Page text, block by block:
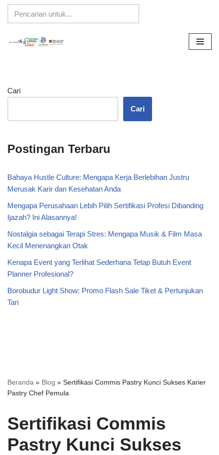
Lompat
Cari
Cari
Postingan Terbaru
Bahaya Hustle Culture: Mengapa Kerja Berlebihan Justru
Merusak Karir dan Kesehatan Anda
Mengapa Perusahaan Lebih Pilih Sertifikasi Profesi Dibanding
Ijazah? Ini Alasannya!
Nostalgia sebagai Terapi Stres: Mengapa Musik & Film Masa
Kecil Menenangkan Otak
Kenapa Event yang Terlihat Sederhana Tetap Butuh Event
Planner Profesional?
Borobudur Light Show: Promo Flash Sale Tiket & Pertunjukan
Tari
Beranda » Blog » Sertifikasi Commis Pastry Kunci Sukses Karier
Pastry Chef Pemula
Sertifikasi Commis
Pastry Kunci Sukses